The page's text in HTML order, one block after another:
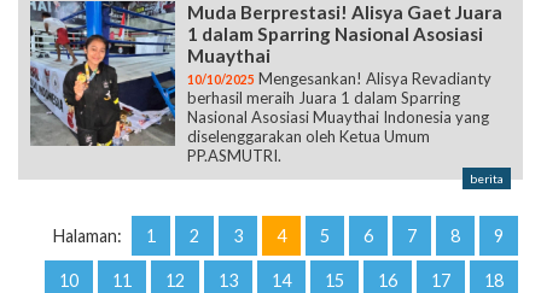
Muda Berprestasi! Alisya Gaet Juara
1 dalam Sparring Nasional Asosiasi
Muaythai
10/10/2025 Mengesankan! Alisya Revadianty
berhasil meraih Juara 1 dalam Sparring
Nasional Asosiasi Muaythai Indonesia yang
diselenggarakan oleh Ketua Umum
PP.ASMUTRI.
berita
Halaman: 1 2 3 4 5 6 7 8 9
10 11 12 13 14 15 16 17 18